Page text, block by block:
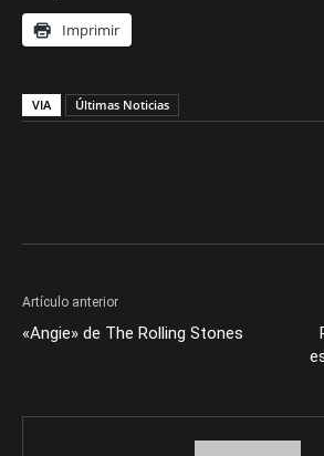
Imprimir
VIA Últimas Noticias
Artículo anterior
«Angie» de The Rolling Stones